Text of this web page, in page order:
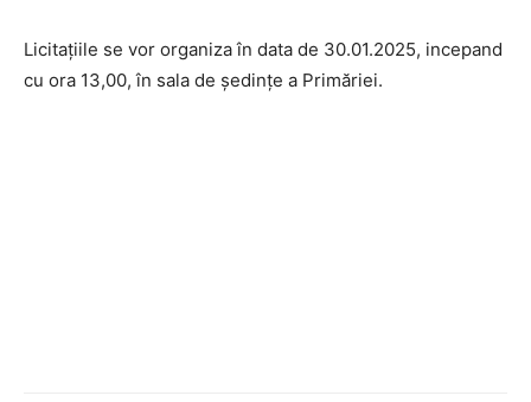
Licitaţiile se vor organiza în data de 30.01.2025, incepand
cu ora 13,00, în sala de şedinţe a Primăriei.